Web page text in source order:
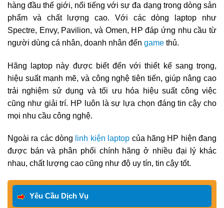
hàng đầu thế giới, nổi tiếng với sự đa dạng trong dòng sản
phẩm và chất lượng cao. Với các dòng laptop như
Spectre, Envy, Pavilion, và Omen, HP đáp ứng nhu cầu từ
người dùng cá nhân, doanh nhân đến game thủ.
Hãng laptop này được biết đến với thiết kế sang trọng,
hiệu suất mạnh mẽ, và công nghệ tiên tiến, giúp nâng cao
trải nghiệm sử dụng và tối ưu hóa hiệu suất công việc
cũng như giải trí. HP luôn là sự lựa chọn đáng tin cậy cho
mọi nhu cầu công nghệ.
Ngoài ra các dòng linh kiện laptop của hãng HP hiện đang
được bán và phân phối chính hãng ở nhiều đại lý khác
nhau, chất lượng cao cũng như độ uy tín, tin cậy tốt.
Yêu Cầu Dịch Vụ